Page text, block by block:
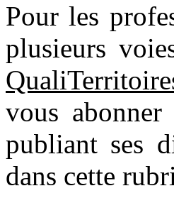
Pour les
plusieurs
vous
publiant ses
dans cette